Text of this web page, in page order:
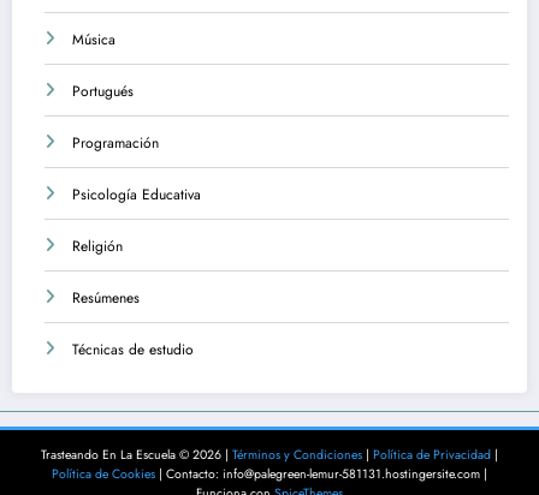
Música
Portugués
Programación
Psicología Educativa
Religión
Resúmenes
Técnicas de estudio
Trasteando En La Escuela © 2026 | Términos y Condiciones | Política de Privacidad |
Política de Cookies | Contacto: info@palegreen-lemur-581131.hostingersite.com |